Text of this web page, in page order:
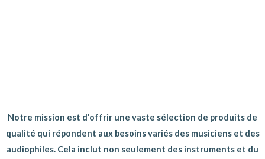
Notre mission est d'offrir une vaste sélection de produits de
qualité qui répondent aux besoins variés des musiciens et des
audiophiles. Cela inclut non seulement des instruments et du